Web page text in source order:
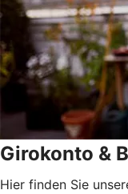
Girokonto &
Hier finden Sie